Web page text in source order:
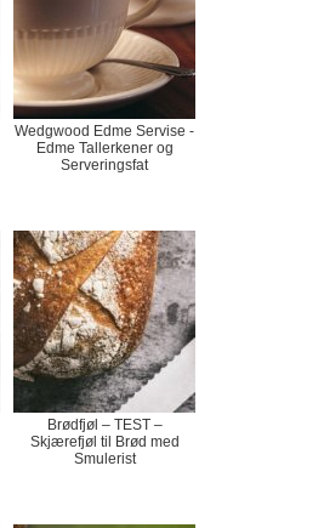
Wedgwood Edme Servise -
Edme Tallerkener og
Serveringsfat
Brødfjøl – TEST –
Skjærefjøl til Brød med
Smulerist